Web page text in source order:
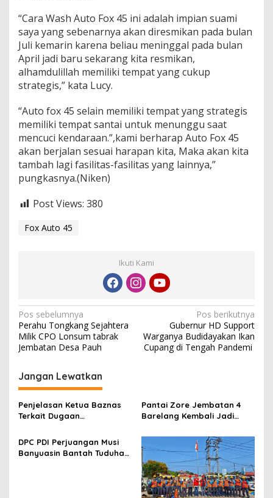
“Cara Wash Auto Fox 45 ini adalah impian suami
saya yang sebenarnya akan diresmikan pada bulan
Juli kemarin karena beliau meninggal pada bulan
April jadi baru sekarang kita resmikan,
alhamdulillah memiliki tempat yang cukup
strategis,” kata Lucy.
“Auto fox 45 selain memiliki tempat yang strategis
memiliki tempat santai untuk menunggu saat
mencuci kendaraan.”,kami berharap Auto Fox 45
akan berjalan sesuai harapan kita, Maka akan kita
tambah lagi fasilitas-fasilitas yang lainnya,”
pungkasnya.(Niken)
Post Views: 380
Fox Auto 45
Ikuti Kami
N
a
v
i
g
a
s
i
p
Pos sebelumnya
Perahu Tongkang Sejahtera
Milik CPO Lonsum tabrak
Jembatan Desa Pauh
Pos berikutnya
Gubernur HD Support
Warganya Budidayakan Ikan
Cupang di Tengah Pandemi
Jangan Lewatkan
Penjelasan Ketua Baznas
Terkait Dugaan
Kabupaten Lahat Itu Tidak
Benar
Pantai Zore Jembatan 4
Barelang Kembali Jadi
Jalur Keluar Masuk Barang
Tanpa Dokumen
Kepabeanan, Nama
Berinisial WL Disebut, Bea
Cukai Diminta Mengungkap
Dugaan Aktivitas di
DPC PDI Perjuangan Musi
Banyuasin Bantah Tuduhan